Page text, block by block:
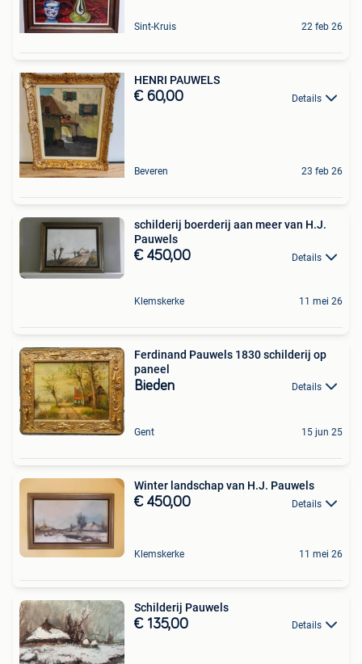
Sint-Kruis 22 feb 26
HENRI PAUWELS
€ 60,00 Details
Beveren 23 feb 26
schilderij boerderij aan meer van H.J.
Pauwels
€ 450,00 Details
Klemskerke 11 mei 26
Ferdinand Pauwels 1830 schilderij op
paneel
Bieden Details
Gent 15 jun 25
Winter landschap van H.J. Pauwels
€ 450,00 Details
Klemskerke 11 mei 26
Schilderij Pauwels
€ 135,00 Details